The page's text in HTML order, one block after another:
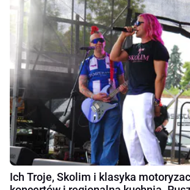
Ich Troje, Skolim i klasyka